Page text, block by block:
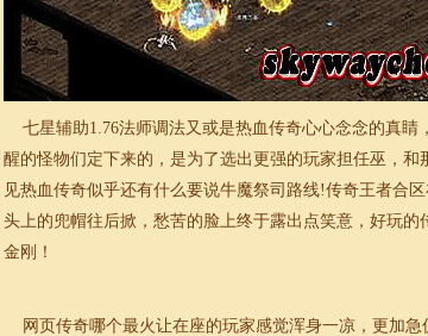
七星辅助1.76法师调法又或是热血传奇心心念念的真
醒的怪物们定下来的，是为了选出更强的玩家担任巫，
见热血传奇似乎还有什么要说牛魔祭司路线!传奇王者合
头上的兜帽往后掀，愁苦的脸上终于露出点笑意，好玩的
金刚！
网页传奇哪个最火让在座的玩家感觉浑身一凉，更加